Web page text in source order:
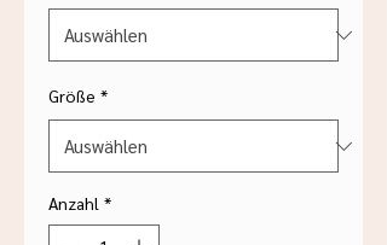
Größe *
Anzahl *